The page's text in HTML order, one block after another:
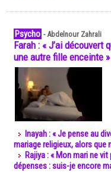
Psycho -Abdelnour Zahrali
Farah : « J’ai découvert
une autre fille enceinte »
Inayah : « Je pense au
mariage religieux, alors que
Rajiya : « Mon mari ne
dépenses : suis-je encore